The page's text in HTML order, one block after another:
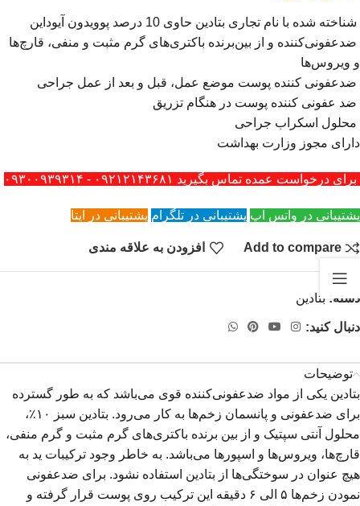
شناخته شده با نام تجاری بتادین حاوی 10 درصد پوویدون آیوداین
ضدعفونی‌کننده و از بین‌برنده باکتری‌های گرم مثبت و منفی، قارچ‌ها
و ویروس‌ها
ضدعفونی کننده پوست موضع عمل، قبل و بعد از عمل جراحی
ضد عفونی کننده پوست در هنگام تزریق
محلول اسکراب جراحی
دارای مجوز وزارت بهداشت
برای درخواست عمده تماس بگیرید ۰۹۲۱۲۱۴۳۶۸۱ - ۰۹۳۰۰۹۳۹۳۱۴
پشتیبانی در واتس اپ پشتیبانی در تلگرام پشتیبانی در ایتا
Add to compare افزودن به علاقه مندی
دسته: بتادین
دنبال کنید:
توضیحات
بتادین یکی از مواد ضدعفونی‌کننده قوی می‌باشد که به طور گسترده‌
برای ضدعفونی و پانسمان زخم‌ها به کار می‌رود. بتادین سبز ۱۰٪،
محلول آنتی سپتیک و از بین برنده باکتری‌های گرم مثبت و گرم منفی،
قارچ‌ها، ویروس‌ها و اسپورها می‌باشد. به خاطر وجود ترکیبات ید به
هیچ عنوان در سوختگی‌ها از بتادین استفاده نشود. برای ضدعفونی
نمودن زخم‌ها ۵ الی ۶ دقیقه این ترکیب روی پوست قرار گرفته و